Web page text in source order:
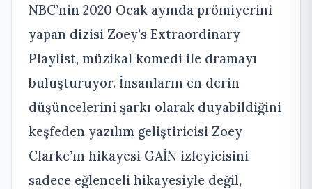
NBC’nin 2020 Ocak ayında prömiyerini
yapan dizisi Zoey’s Extraordinary
Playlist, müzikal komedi ile dramayı
buluşturuyor. İnsanların en derin
düşüncelerini şarkı olarak duyabildiğini
keşfeden yazılım geliştiricisi Zoey
Clarke’ın hikayesi GAİN izleyicisini
sadece eğlenceli hikayesiyle değil,